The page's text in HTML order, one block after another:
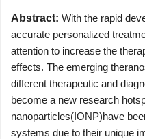
Abstract: With the rapid
accurate personalized
attention to increase the
effects. The emerging
different therapeutic and
become a new research
nanoparticles(IONP)have
systems due to their unique